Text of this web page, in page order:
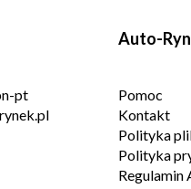
pt
Auto-
Pomoc
Kontakt
Polityka
Polityka
Regulamin